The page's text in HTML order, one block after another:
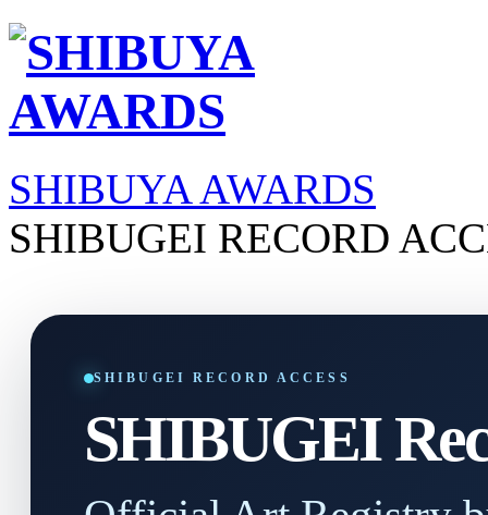
SHIBUYA AWARDS
SHIBUGEI RECORD
SHIBUGEI RECORD ACCESS
SHIBUGEI